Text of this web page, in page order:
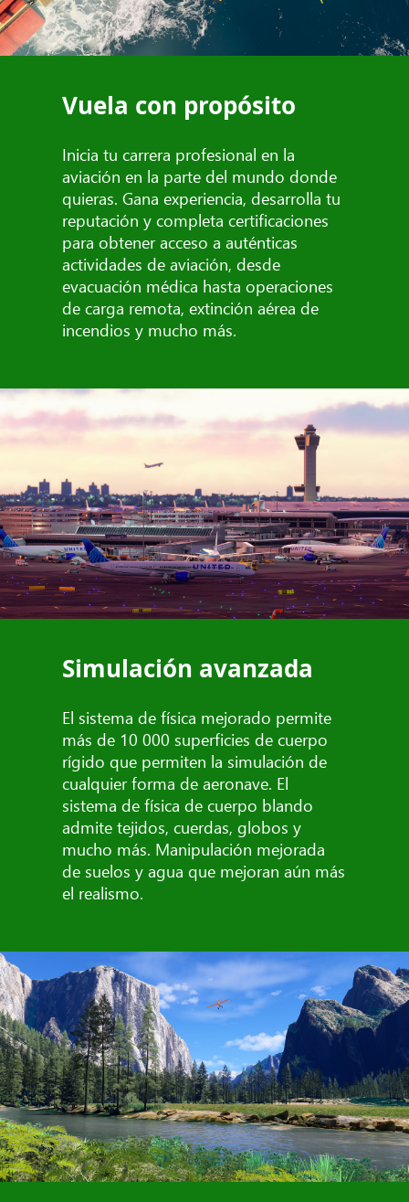
Vuela con propósito
Inicia tu carrera profesional en la
aviación en la parte del mundo donde
quieras. Gana experiencia, desarrolla tu
reputación y completa certificaciones
para obtener acceso a auténticas
actividades de aviación, desde
evacuación médica hasta operaciones
de carga remota, extinción aérea de
incendios y mucho más.
Simulación avanzada
El sistema de física mejorado permite
más de 10 000 superficies de cuerpo
rígido que permiten la simulación de
cualquier forma de aeronave. El
sistema de física de cuerpo blando
admite tejidos, cuerdas, globos y
mucho más. Manipulación mejorada
de suelos y agua que mejoran aún más
el realismo.